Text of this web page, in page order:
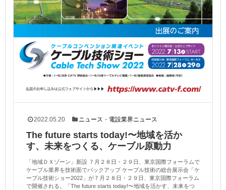
2022.05.20 ニュース ・ 電設業界ニュース
The future starts today!〜地域を活か
す、未来をつくる、ケーブル原動力
「地域ＤＸゾーン」新設 ７月２８日・２９日、東京国際フォーラムで
ケーブル業界を技術面でバックアップ ケーブル技術の総合展示会「ケ
ーブル技術ショー2022」が７月２８日・２９日、東京国際フォーラム
で開催される。「The future starts today!〜地域を活かす、未来をつ